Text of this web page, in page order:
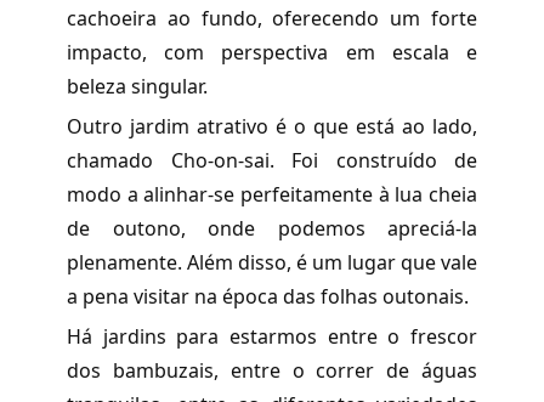
cachoeira ao fundo, oferecendo um forte
impacto, com perspectiva em escala e
beleza singular.
Outro jardim atrativo é o que está ao lado,
chamado Cho-on-sai. Foi construído de
modo a alinhar-se perfeitamente à lua cheia
de outono, onde podemos apreciá-la
plenamente. Além disso, é um lugar que vale
a pena visitar na época das folhas outonais.
Há jardins para estarmos entre o frescor
dos bambuzais, entre o correr de águas